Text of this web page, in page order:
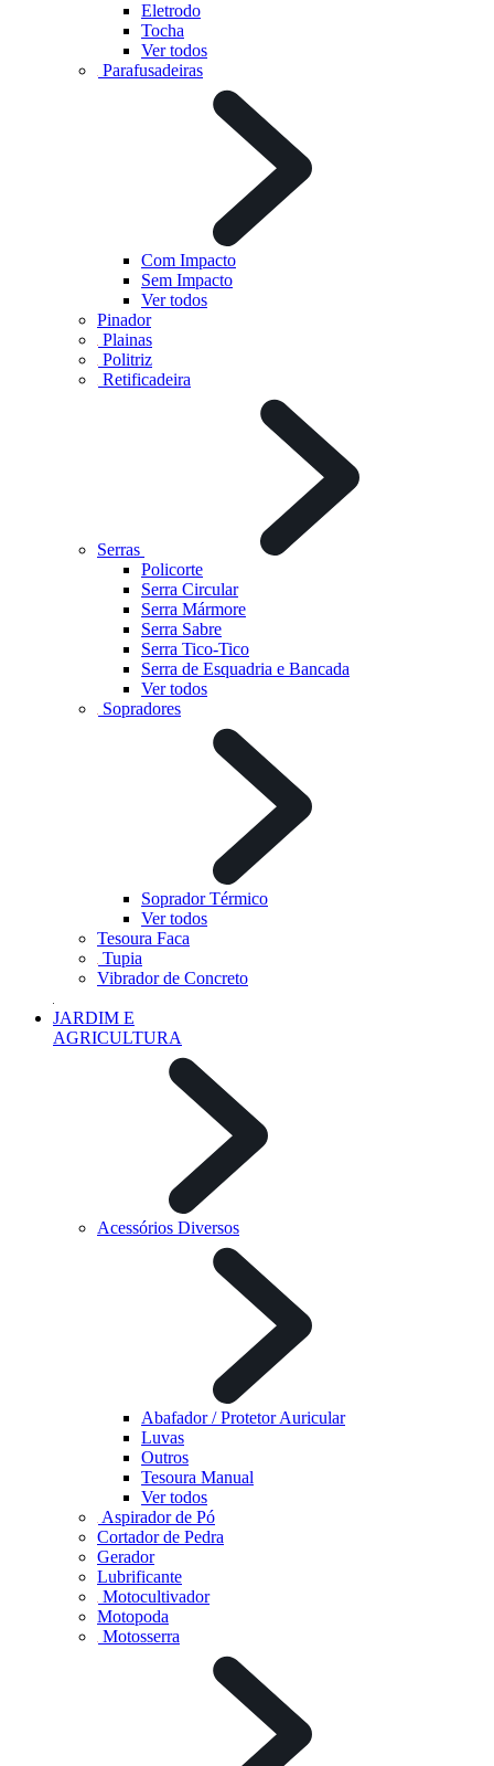
Eletrodo
Tocha
Ver todos
Parafusadeiras
Com Impacto
Sem Impacto
Ver todos
Pinador
Plainas
Politriz
Retificadeira
Serras
Policorte
Serra Circular
Serra Mármore
Serra Sabre
Serra Tico-Tico
Serra de Esquadria e Bancada
Ver todos
Sopradores
Soprador Térmico
Ver todos
Tesoura Faca
Tupia
Vibrador de Concreto
JARDIM E
AGRICULTURA
Acessórios Diversos
Abafador / Protetor Auricular
Luvas
Outros
Tesoura Manual
Ver todos
Aspirador de Pó
Cortador de Pedra
Gerador
Lubrificante
Motocultivador
Motopoda
Motosserra